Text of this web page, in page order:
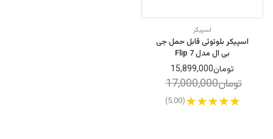
اسپیکر
اسپیکر بلوتوثی قابل حمل جی
بی ال مدل Flip 7
تومان15,899,000
تومان17,000,000
(5.00)